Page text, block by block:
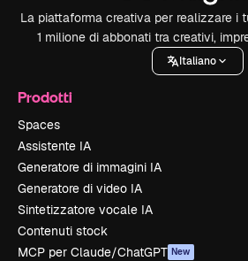
La piattaforma creativa per realizzare i
1 milione di abbonati tra creativi,
Italiano
Prodotti
Spaces
Assistente IA
Generatore di immagini IA
Generatore di video IA
Sintetizzatore vocale IA
Contenuti stock
MCP per Claude/ChatGPT New